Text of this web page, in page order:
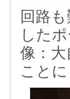
回路
した
像：
こと